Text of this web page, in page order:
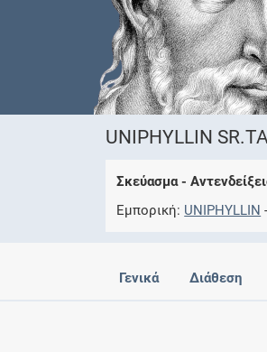
UNIPHYLLIN
Σκεύασμα -
Εμπορική UNIPHYLLIN
Γενικά Διάθεση